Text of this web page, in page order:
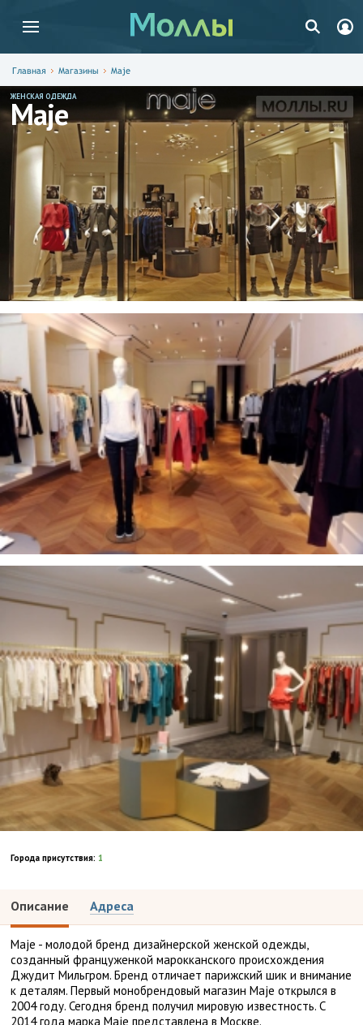
Главная Магазины Maje
ЖЕНСКАЯ ОДЕЖДА
Maje
Города присутствия: 1
Описание Адреса
Maje - молодой бренд дизайнерской женской одежды,
созданный француженкой марокканского происхождения
Джудит Мильгром. Бренд отличает парижский шик и внимание
к деталям. Первый монобрендовый магазин Maje открылся в
2004 году. Сегодня бренд получил мировую известность. С
2014 года марка Maje представлена в Москве.